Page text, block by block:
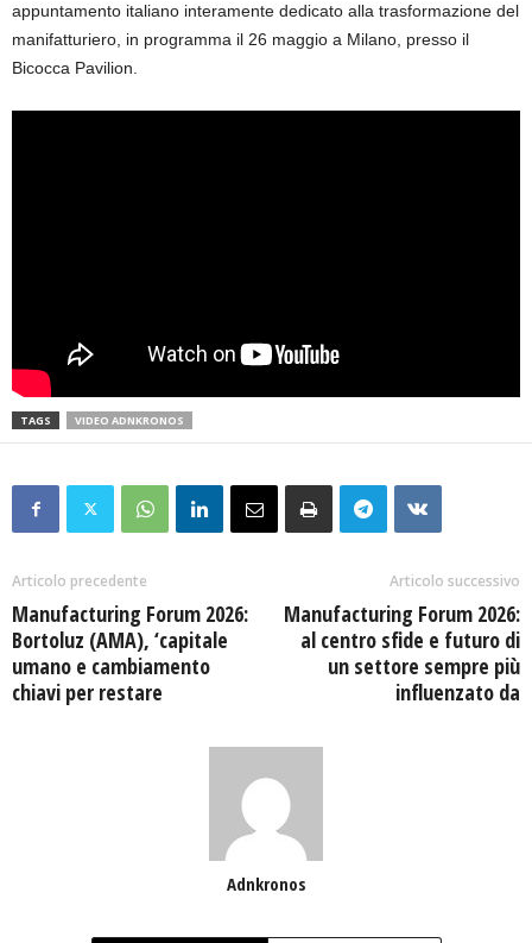
appuntamento italiano interamente dedicato alla trasformazione del
manifatturiero, in programma il 26 maggio a Milano, presso il
Bicocca Pavilion.
TAGS VIDEO ADNKRONOS
Articolo precedente
Manufacturing Forum 2026:
Bortoluz (AMA), ‘capitale
umano e cambiamento
chiavi per restare
Articolo successivo
Manufacturing Forum 2026:
al centro sfide e futuro di
un settore sempre più
influenzato da
Adnkronos